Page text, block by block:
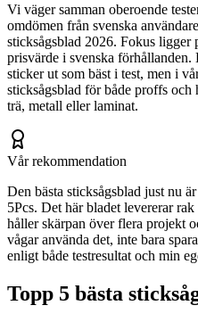
Vi väger samman oberoende
omdömen från svenska
sticksågsblad 2026. Fokus ligger
prisvärde i svenska
sticker ut som bäst i test, men i
sticksågsblad för både proffs
trä, metall eller laminat.
Vår rekommendation
Den bästa sticksågsblad just nu
5Pcs. Det här bladet levererar
håller skärpan över flera projekt
vågar använda det, inte bara
enligt både testresultat och min
Topp 5 bästa